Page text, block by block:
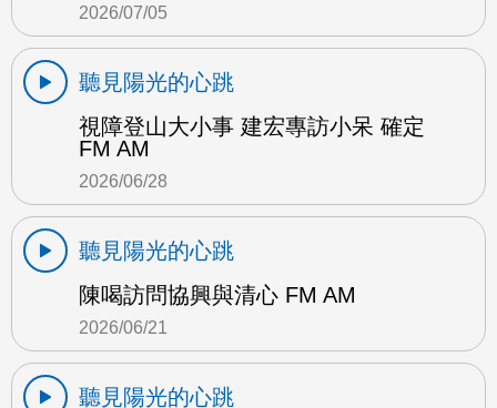
2026/07/05
聽見陽光的心跳
視障登山大小事 建宏專訪小呆 確定
FM AM
2026/06/28
聽見陽光的心跳
陳喝訪問協興與清心 FM AM
2026/06/21
聽見陽光的心跳